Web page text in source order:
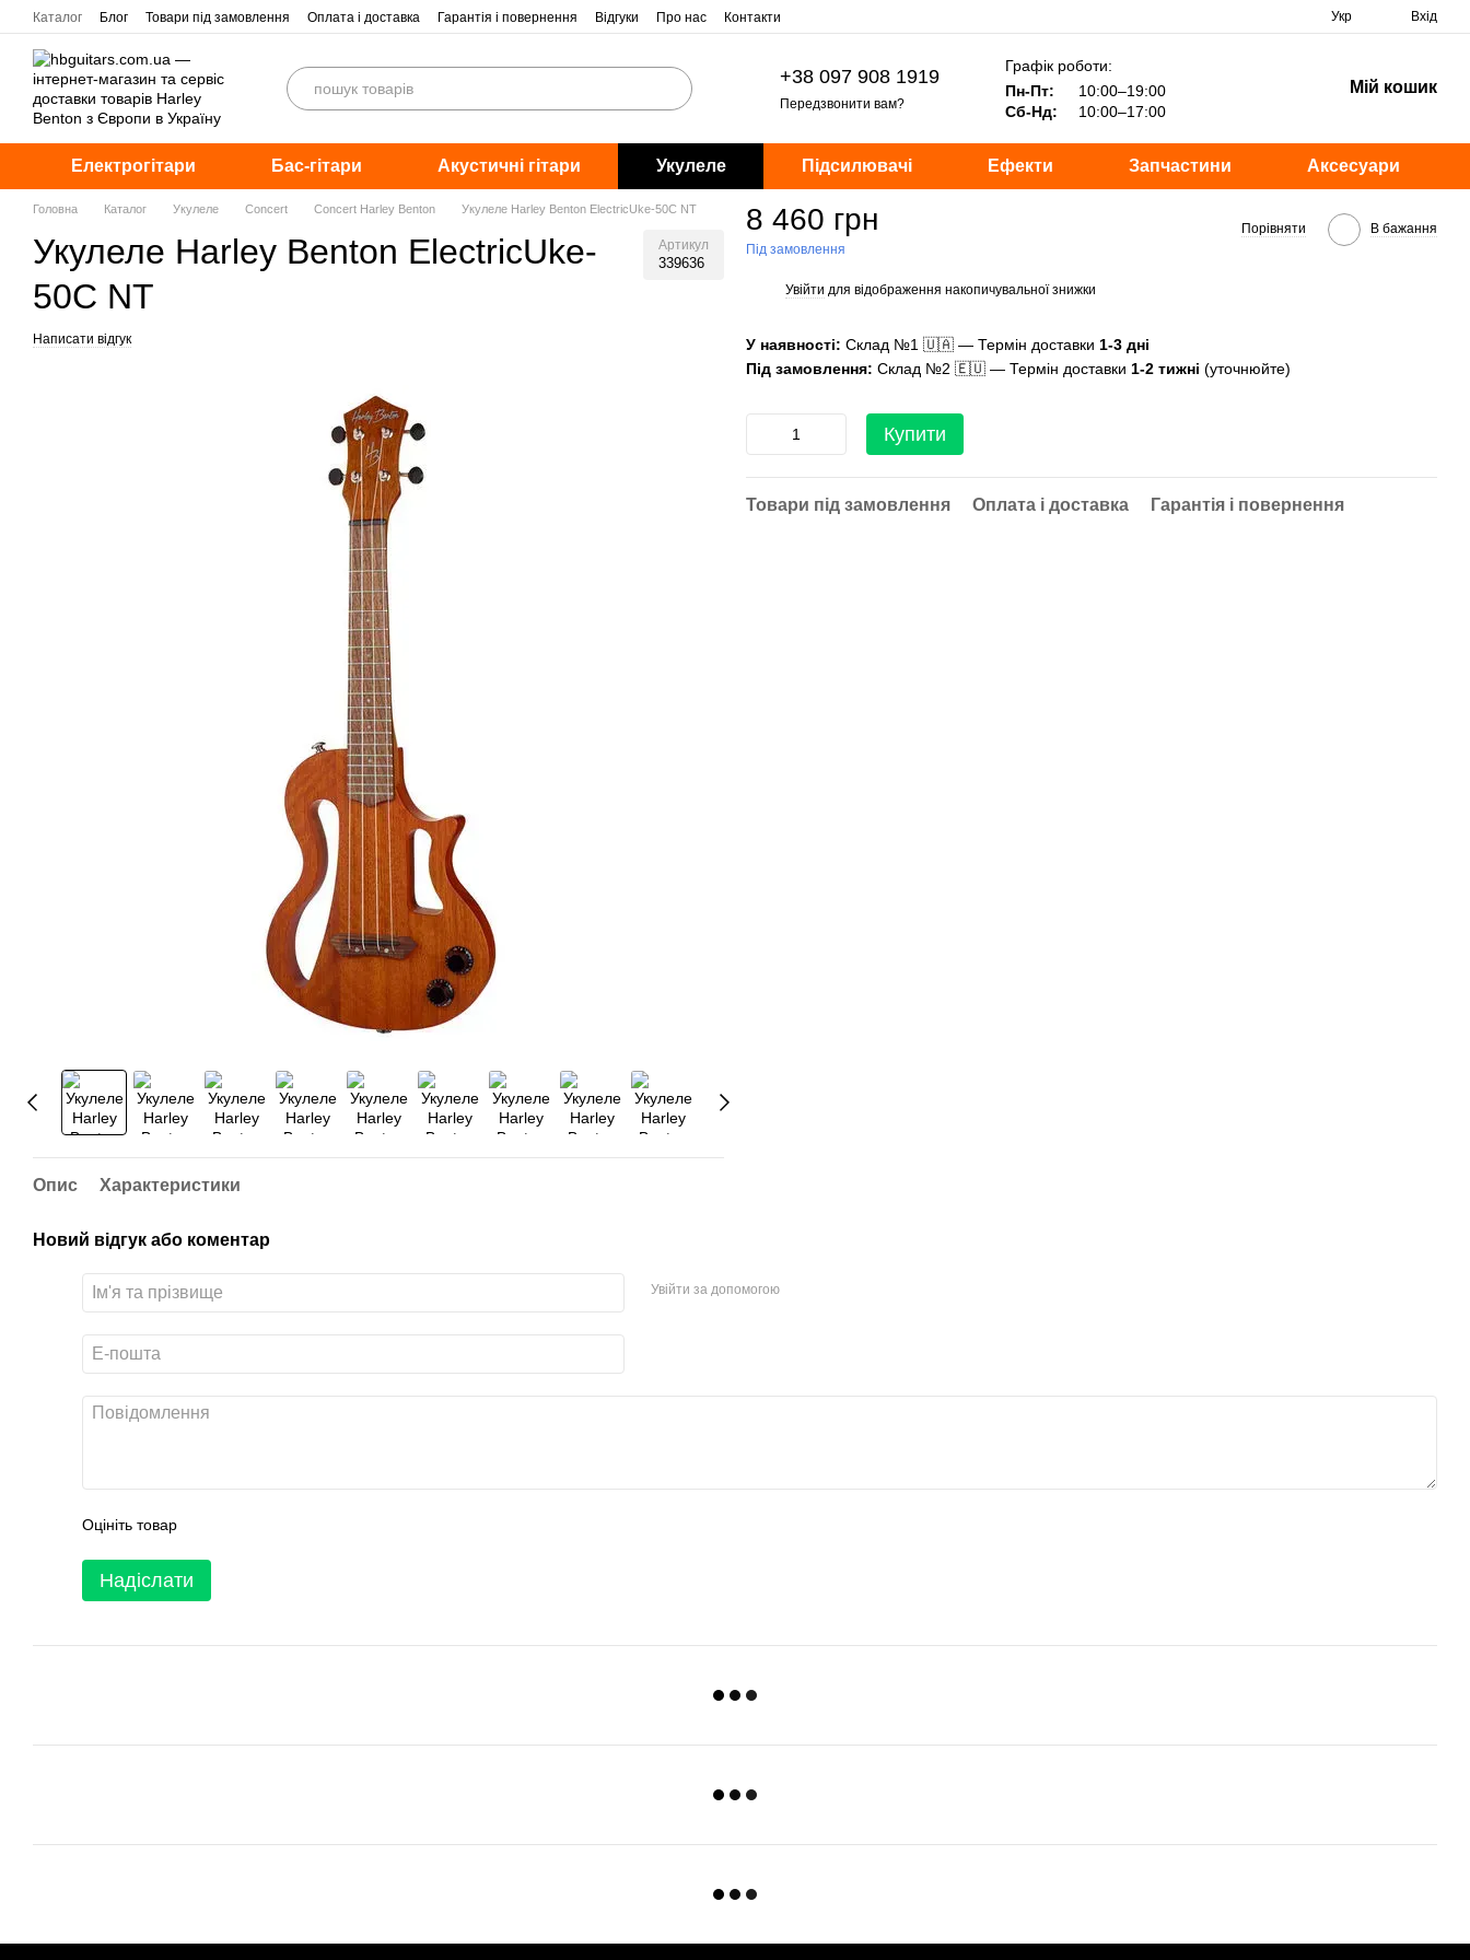
Перейти до основного контенту
Каталог Блог Товари під замовлення Оплата і доставка Гарантія і повернення Відгуки Про нас Контакти Укр Вхід
+38 097 908 1919
Передзвонити вам?
Графік роботи:
Пн-Пт:
10:00–19:00
Сб-Нд:
10:00–17:00
Мій кошик
Електрогітари Бас-гітари Акустичні гітари Укулеле Підсилювачі Ефекти Запчастини Аксесуари
Головна Каталог Укулеле Concert Concert Harley Benton Укулеле Harley Benton ElectricUke-50C NT
Укулеле Harley Benton ElectricUke-
50C NT
Артикул
339636
Написати відгук
Опис Характеристики
8 460 грн
Під замовлення
Порівняти В бажання
Увійти для відображення накопичувальної знижки
У наявності: Склад №1 🇺🇦 — Термін доставки 1-3 дні
Під замовлення: Склад №2 🇪🇺 — Термін доставки 1-2 тижні (уточнюйте)
Купити
Товари під замовлення Оплата і доставка Гарантія і повернення
Новий відгук або коментар
Увійти за допомогою
Оцініть товар
Надіслати